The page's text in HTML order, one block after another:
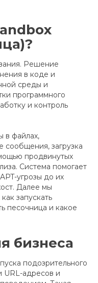
Решение
в коде и
среды и
программного
и контроль
в файлах,
сообщения, загрузка
продвинутых
Система помогает
угрозы до их
Далее мы
запускать
песочница и какое
бизнеса
подозрительного
URL-адресов и